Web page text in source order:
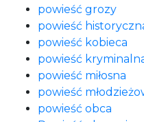
powieść grozy
powieść
powieść kobieca
powieść
powieść miłosna
powieść
powieść obca